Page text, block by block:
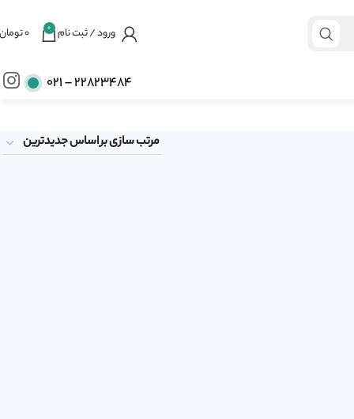
ورود / ثبت نام 0 ۰تومان
22823484 – ۰۲۱